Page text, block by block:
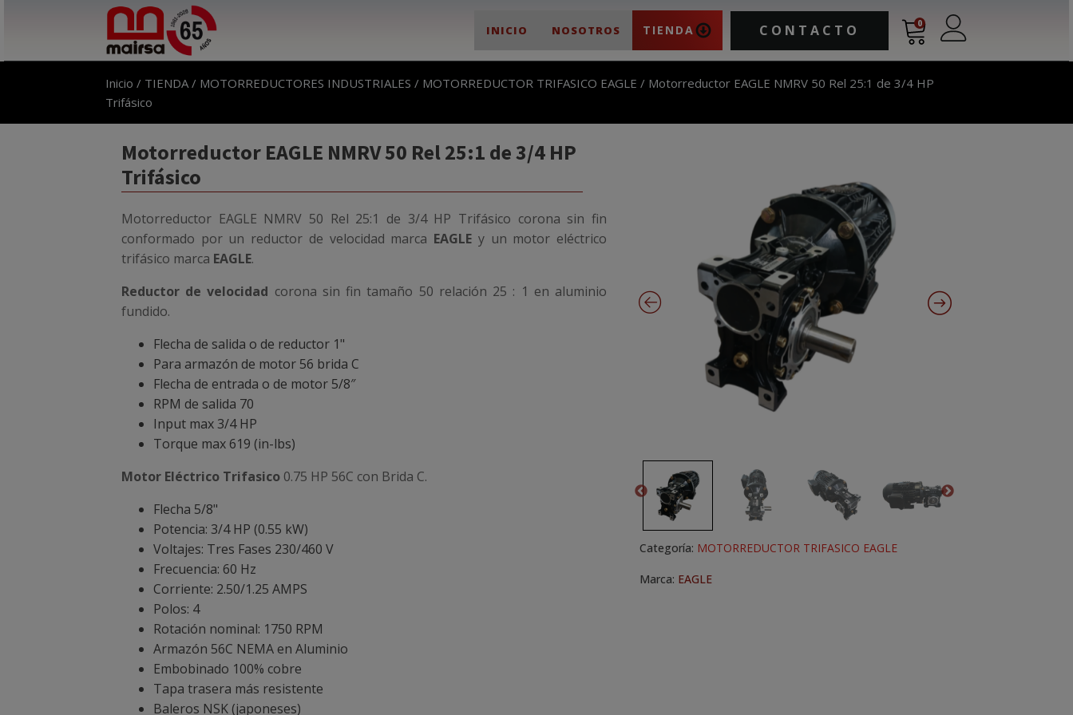
INICIO NOSOTROS TIENDA CONTACTO 0
Inicio / TIENDA/ MOTORREDUCTORES INDUSTRIALES / MOTORREDUCTOR TRIFASICO EAGLE / Motorreductor EAGLE NMRV 50 Rel 25:1 de 3/4 HP
Trifásico
Motorreductor EAGLE NMRV 50 Rel 25:1 de 3/4 HP
Trifásico
Motorreductor EAGLE NMRV 50 Rel 25:1 de 3/4 HP Trifásico corona sin fin
conformado por un reductor de velocidad marca EAGLE y un motor eléctrico
trifásico marca EAGLE.
Reductor de velocidad corona sin fin tamaño 50 relación 25 : 1 en aluminio
fundido.
Flecha de salida o de reductor 1"
Para armazón de motor 56 brida C
Flecha de entrada o de motor 5/8″
RPM de salida 70
Input max 3/4 HP
Torque max 619 (in-lbs)
Motor Eléctrico Trifasico 0.75 HP 56C con Brida C.
Flecha 5/8"
Potencia: 3/4 HP (0.55 kW)
Voltajes: Tres Fases 230/460 V
Frecuencia: 60 Hz
Corriente: 2.50/1.25 AMPS
Polos: 4
Rotación nominal: 1750 RPM
Armazón 56C NEMA en Aluminio
Embobinado 100% cobre
Tapa trasera más resistente
Baleros NSK (japoneses)
Categoría: MOTORREDUCTOR TRIFASICO EAGLE
Marca: EAGLE